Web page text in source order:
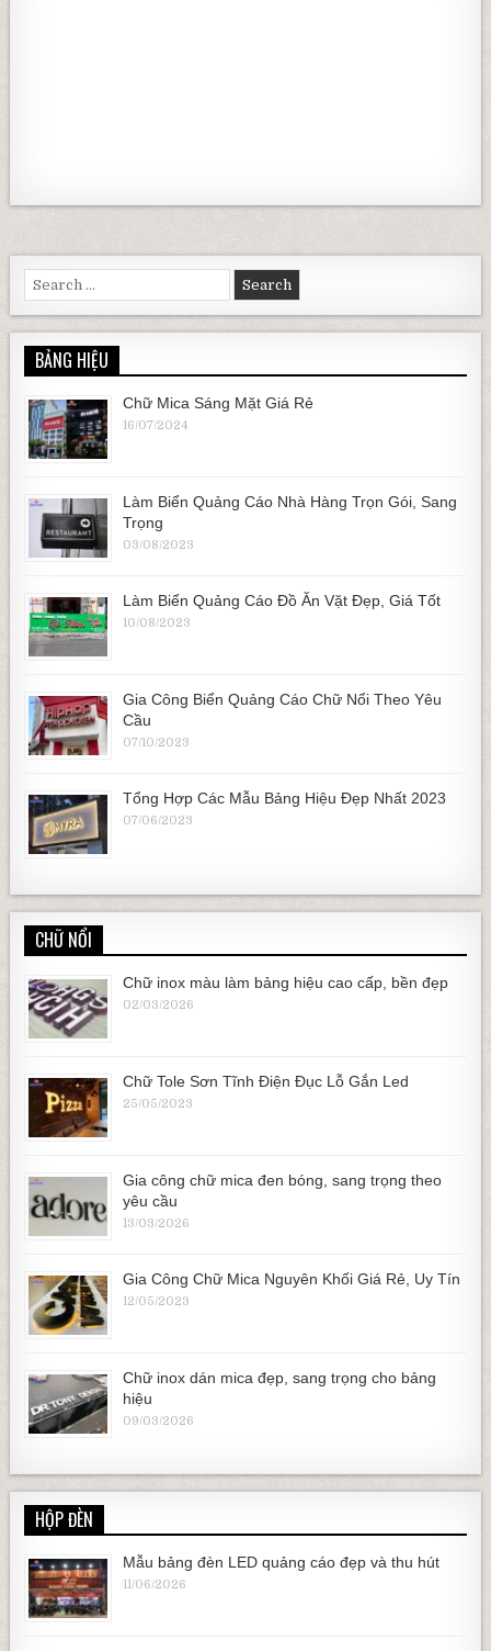
Search for:
BẢNG HIỆU
Chữ Mica Sáng Mặt Giá Rẻ
16/07/2024
Làm Biển Quảng Cáo Nhà Hàng Trọn Gói, Sang
Trọng
03/08/2023
Làm Biển Quảng Cáo Đồ Ăn Vặt Đẹp, Giá Tốt
10/08/2023
Gia Công Biển Quảng Cáo Chữ Nổi Theo Yêu
Cầu
07/10/2023
Tổng Hợp Các Mẫu Bảng Hiệu Đẹp Nhất 2023
07/06/2023
CHỮ NỔI
Chữ inox màu làm bảng hiệu cao cấp, bền đẹp
02/03/2026
Chữ Tole Sơn Tĩnh Điện Đục Lỗ Gắn Led
25/05/2023
Gia công chữ mica đen bóng, sang trọng theo
yêu cầu
13/03/2026
Gia Công Chữ Mica Nguyên Khối Giá Rẻ, Uy Tín
12/05/2023
Chữ inox dán mica đẹp, sang trọng cho bảng
hiệu
09/03/2026
HỘP ĐÈN
Mẫu bảng đèn LED quảng cáo đẹp và thu hút
11/06/2026